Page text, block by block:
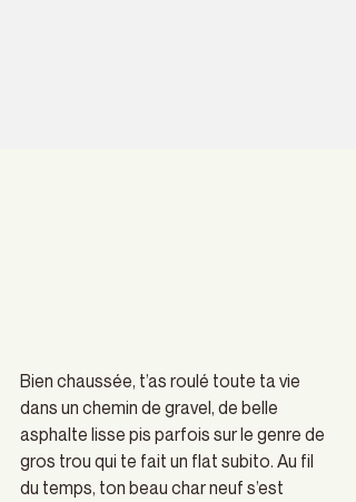
Bien chaussée, t’as roulé toute ta vie
dans un chemin de gravel, de belle
asphalte lisse pis parfois sur le genre de
gros trou qui te fait un flat subito. Au fil
du temps, ton beau char neuf s’est